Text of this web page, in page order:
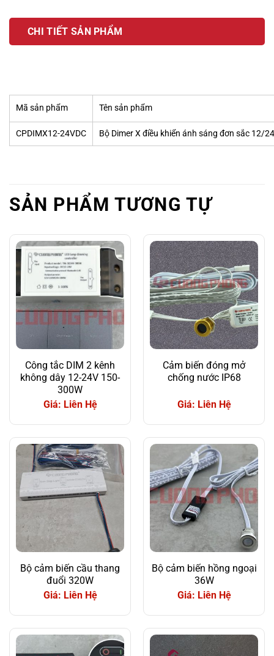
CHI TIẾT SẢN PHẨM
Mã sản phẩm Tên sản phẩm
CPDIMX12-24VDC Bộ Dimer X điều khiển ánh sáng đơn sắc 12/
SẢN PHẨM TƯƠNG TỰ
Công tắc DIM 2 kênh
không dây 12-24V 150-
300W
Giá: Liên Hệ
Cảm biến đóng mở
chống nước IP68
Giá: Liên Hệ
Bộ cảm biến cầu thang
đuổi 320W
Giá: Liên Hệ
Bộ cảm biến hồng ngoại
36W
Giá: Liên Hệ